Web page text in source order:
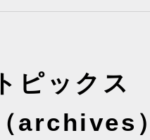
トピックス
（archives